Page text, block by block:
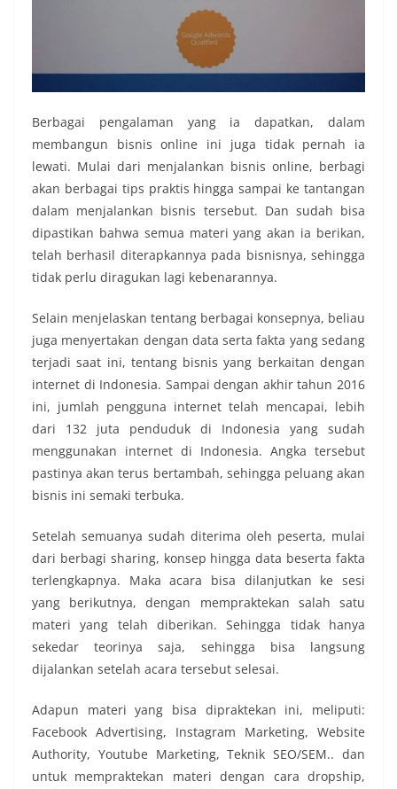
Berbagai pengalaman yang ia dapatkan, dalam
membangun bisnis online ini juga tidak pernah ia
lewati. Mulai dari menjalankan bisnis online, berbagi
akan berbagai tips praktis hingga sampai ke tantangan
dalam menjalankan bisnis tersebut. Dan sudah bisa
dipastikan bahwa semua materi yang akan ia berikan,
telah berhasil diterapkannya pada bisnisnya, sehingga
tidak perlu diragukan lagi kebenarannya.
Selain menjelaskan tentang berbagai konsepnya, beliau
juga menyertakan dengan data serta fakta yang sedang
terjadi saat ini, tentang bisnis yang berkaitan dengan
internet di Indonesia. Sampai dengan akhir tahun 2016
ini, jumlah pengguna internet telah mencapai, lebih
dari 132 juta penduduk di Indonesia yang sudah
menggunakan internet di Indonesia. Angka tersebut
pastinya akan terus bertambah, sehingga peluang akan
bisnis ini semaki terbuka.
Setelah semuanya sudah diterima oleh peserta, mulai
dari berbagi sharing, konsep hingga data beserta fakta
terlengkapnya. Maka acara bisa dilanjutkan ke sesi
yang berikutnya, dengan mempraktekan salah satu
materi yang telah diberikan. Sehingga tidak hanya
sekedar teorinya saja, sehingga bisa langsung
dijalankan setelah acara tersebut selesai.
Adapun materi yang bisa dipraktekan ini, meliputi:
Facebook Advertising, Instagram Marketing, Website
Authority, Youtube Marketing, Teknik SEO/SEM.. dan
untuk mempraktekan materi dengan cara dropship,